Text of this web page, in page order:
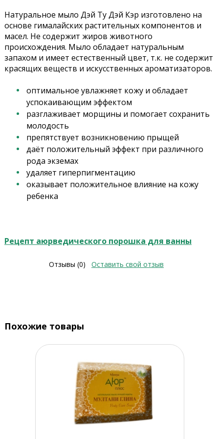
Натуральное мыло Дэй Ту Дэй Кэр изготовлено на
основе гималайских растительных компонентов и
масел. Не содержит жиров животного
происхождения. Мыло обладает натуральным
запахом и имеет естественный цвет, т.к. не содержит
красящих веществ и искусственных ароматизаторов.
оптимальное увлажняет кожу и обладает
успокаивающим эффектом
разглаживает морщины и помогает сохранить
молодость
препятствует возникновению прыщей
даёт положительный эффект при различного
рода экземах
удаляет гиперпигментацию
оказывает положительное влияние на кожу
ребенка
Рецепт аюрведического порошка для ванны
Отзывы (0) Оставить свой отзыв
Похожие товары